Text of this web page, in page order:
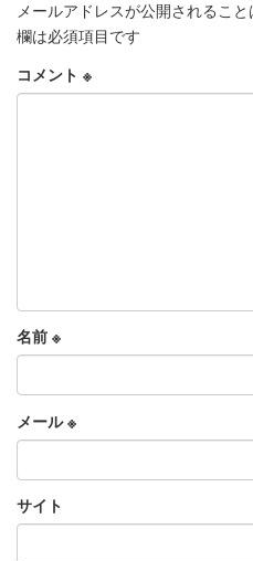
メールアドレスが公開されること
欄は必須項目です
コメント ※
名前 ※
メール※
サイト